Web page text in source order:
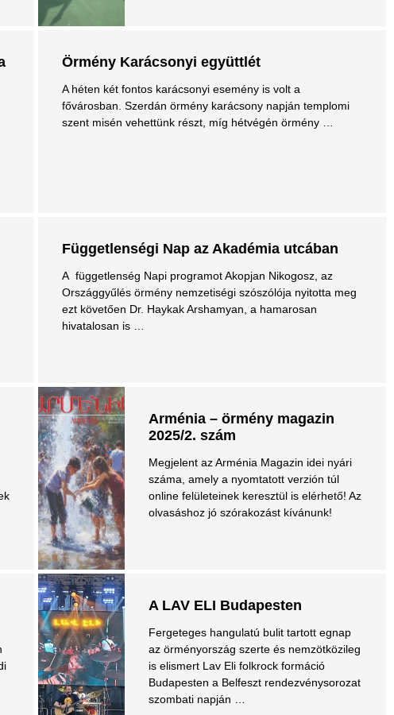
Örmény Karácsonyi együttlét
A héten két fontos karácsonyi esemény is volt a
fővárosban. Szerdán örmény karácsony napján templomi
szent misén vehettünk részt, míg hétvégén örmény …
Függetlenségi Nap az Akadémia utcában
A függetlenség Napi programot Akopjan Nikogosz, az
Országgyűlés örmény nemzetiségi szószólója nyitotta meg
ezt követően Dr. Haykak Arshamyan, a hamarosan
hivatalosan is …
Arménia – örmény magazin
2025/2. szám
Megjelent az Arménia Magazin idei nyári
száma, amely a nyomtatott verzión túl
online felületeinek keresztül is elérhető! Az
olvasáshoz jó szórakozást kívánunk!
A LAV ELI Budapesten
Fergeteges hangulatú bulit tartott egnap
az örményország szerte és nemzötközileg
is elismert Lav Eli folkrock formáció
Budapesten a Belfeszt rendezvénysorozat
szombati napján …